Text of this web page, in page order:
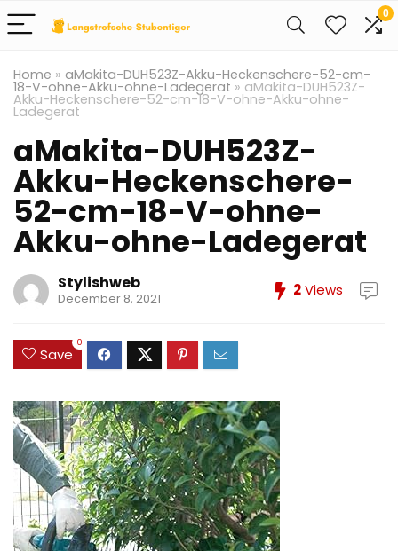
0
Home » aMakita-DUH523Z-Akku-Heckenschere-52-cm-
18-V-ohne-Akku-ohne-Ladegerat » aMakita-DUH523Z-
Akku-Heckenschere-52-cm-18-V-ohne-Akku-ohne-
Ladegerat
aMakita-DUH523Z-
Akku-Heckenschere-
52-cm-18-V-ohne-
Akku-ohne-Ladegerat
Stylishweb
December 8, 2021 2Views
Save
0